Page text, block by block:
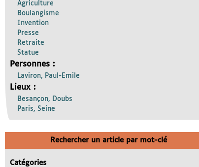
Agriculture
Boulangisme
Invention
Presse
Retraite
Statue
Personnes :
Laviron, Paul-Emile
Lieux :
Besançon, Doubs
Paris, Seine
Rechercher un article par mot-clé
Catégories